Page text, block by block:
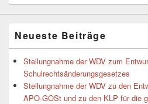
Neueste Beiträge
Stellungnahme der WDV zum
Schulrechtsänderungsgesetzes
Stellungnahme der WDV zu den
APO-GOSt und zu den KLP für die